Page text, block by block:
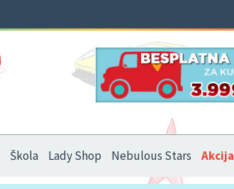
Škola Lady Shop Nebulous Stars Akcija